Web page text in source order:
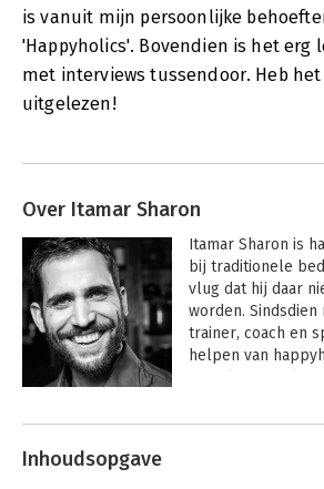
is vanuit mijn persoonlijke
'Happyholics'. Bovendien is het erg
met interviews tussendoor. Heb het
uitgelezen!
Over Itamar Sharon
Itamar Sharon is
bij traditionele
vlug dat hij daar
worden.
trainer, coach en
helpen van
werkend leven
Inhoudsopgave